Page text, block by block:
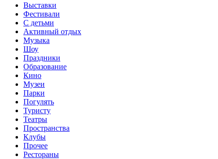
Выставки
Фестивали
С детьми
Активный отдых
Музыка
Шоу
Праздники
Образование
Кино
Музеи
Парки
Погулять
Туристу
Театры
Пространства
Клубы
Прочее
Рестораны